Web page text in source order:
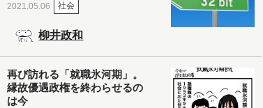
2021.05.06 社会
柳井政和
再び訪れる「就職氷河期」。
縁故優遇政権を終わらせるの
は今